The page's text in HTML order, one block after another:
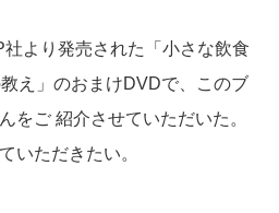
より発売された「小さな飲食
え」のおまけDVDで、このブ
をご 紹介させていただいた。
いただきたい。